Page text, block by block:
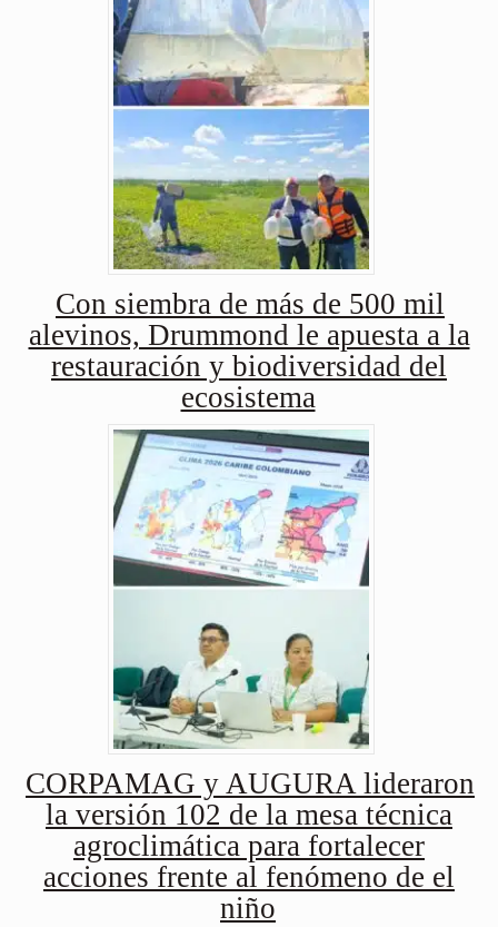
Con siembra de más de 500 mil
alevinos, Drummond le apuesta a la
restauración y biodiversidad del
ecosistema
CORPAMAG y AUGURA lideraron
la versión 102 de la mesa técnica
agroclimática para fortalecer
acciones frente al fenómeno de el
niño